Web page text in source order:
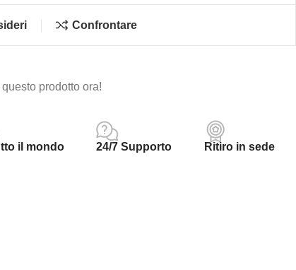
Confrontare
prodotto ora!
il mondo 24/7 Supporto Ritiro in sede